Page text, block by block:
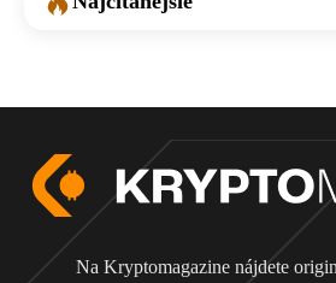
Na Kryptomagazine nájdete